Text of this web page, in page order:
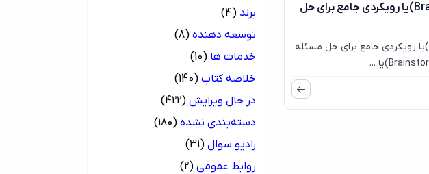
بارش فکری(Brainstorming)یا رویکردی جامع برای حل
بارش فکری(Brainstorming)یا رویکردی جامع برای حل مسئله
برند (4)
توسعه دهنده (8)
خدمات ها (10)
خلاصه کتاب (140)
در حال ویرایش (422)
دسته‌بندی نشده (180)
رادیو سوال (31)
روابط عمومی (2)